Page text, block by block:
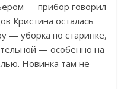
— прибор говорил
Кристина осталась
— уборка по старинке,
— особенно на
Новинка там не